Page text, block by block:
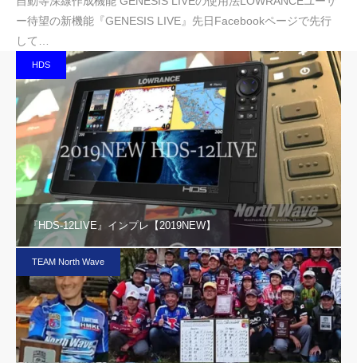
ー待望の新機能『GENESIS LIVE』先日Facebookページで先行
して…
HDS
『HDS-12LIVE』インプレ【2019NEW】
TEAM North Wave